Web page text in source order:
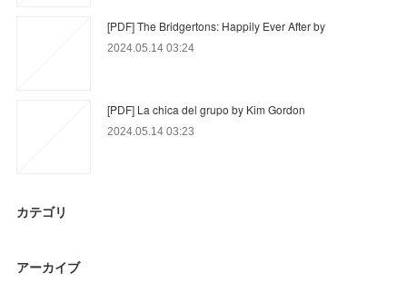
[PDF] The Bridgertons: Happily Ever After by
2024.05.14 03:24
[PDF] La chica del grupo by Kim Gordon
2024.05.14 03:23
カテゴリ
アーカイブ